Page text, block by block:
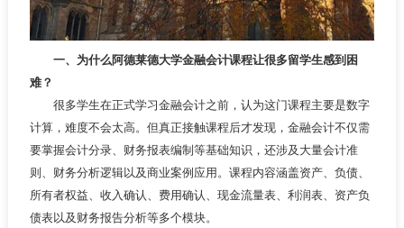
一、为什么阿德莱德大学金融会计课程让很多留学生感到困
难？
很多学生在正式学习金融会计之前，认为这门课程主要是数字
计算，难度不会太高。但真正接触课程后才发现，金融会计不仅需
要掌握会计分录、财务报表编制等基础知识，还涉及大量会计准
则、财务分析逻辑以及商业案例应用。课程内容涵盖资产、负债、
所有者权益、收入确认、费用确认、现金流量表、利润表、资产负
债表以及财务报告分析等多个模块。